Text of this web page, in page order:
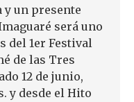
y un presente
será uno
del 1er Festival
de las Tres
12 de junio,
y desde el Hito